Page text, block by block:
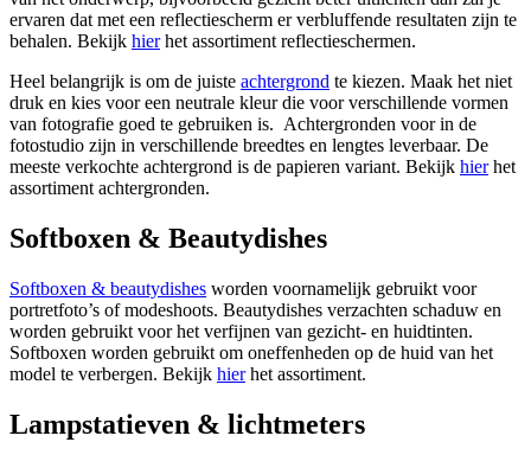
ervaren dat met een reflectiescherm er verbluffende resultaten zijn te
behalen. Bekijk hierhet assortiment reflectieschermen.
Heel belangrijk is om de juiste achtergrond te kiezen. Maak het niet
druk en kies voor een neutrale kleur die voor verschillende vormen
van fotografie goed te gebruiken is. Achtergronden voor in de
fotostudio zijn in verschillende breedtes en lengtes leverbaar. De
meeste verkochte achtergrond is de papieren variant. Bekijk hierhet
assortiment achtergronden.
Softboxen & Beautydishes
Softboxen & beautydishes worden voornamelijk gebruikt voor
portretfoto’s of modeshoots. Beautydishes verzachten schaduw en
worden gebruikt voor het verfijnen van gezicht- en huidtinten.
Softboxen worden gebruikt om oneffenheden op de huid van het
model te verbergen. Bekijk hierhet assortiment.
Lampstatieven & lichtmeters